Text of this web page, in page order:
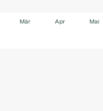
Mär Apr Mai